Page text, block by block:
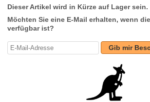
Dieser Artikel wird in Kürze auf Lager sein.
Möchten Sie eine E-Mail erhalten, wenn
verfügbar ist?
Gib mir